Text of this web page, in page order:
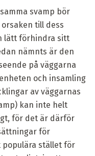
svamp bör
till dess
lätt förhindra sitt
nämnts är den
på väggarna
och insamling
av väggarnas
kan inte helt
för det är därför
för
populära stället för